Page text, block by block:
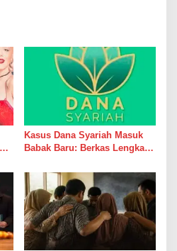
Kasus Dana Syariah Masuk
Babak Baru: Berkas Lengkap,
Menunggu